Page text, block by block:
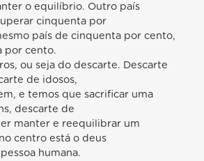
o equilíbrio. Outro país
cinquenta por
país de cinquenta por cento,
por cento.
ou seja do descarte. Descarte
de idosos,
e temos que sacrificar uma
descarte de
manter e reequilibrar um
centro está o deus
humana.